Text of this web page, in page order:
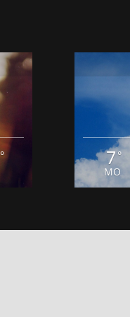
° 7 °
MO